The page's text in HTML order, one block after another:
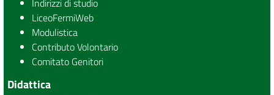
Indirizzi di studio
LiceoFermiWeb
Modulistica
Contributo Volontario
Comitato Genitori
Didattica